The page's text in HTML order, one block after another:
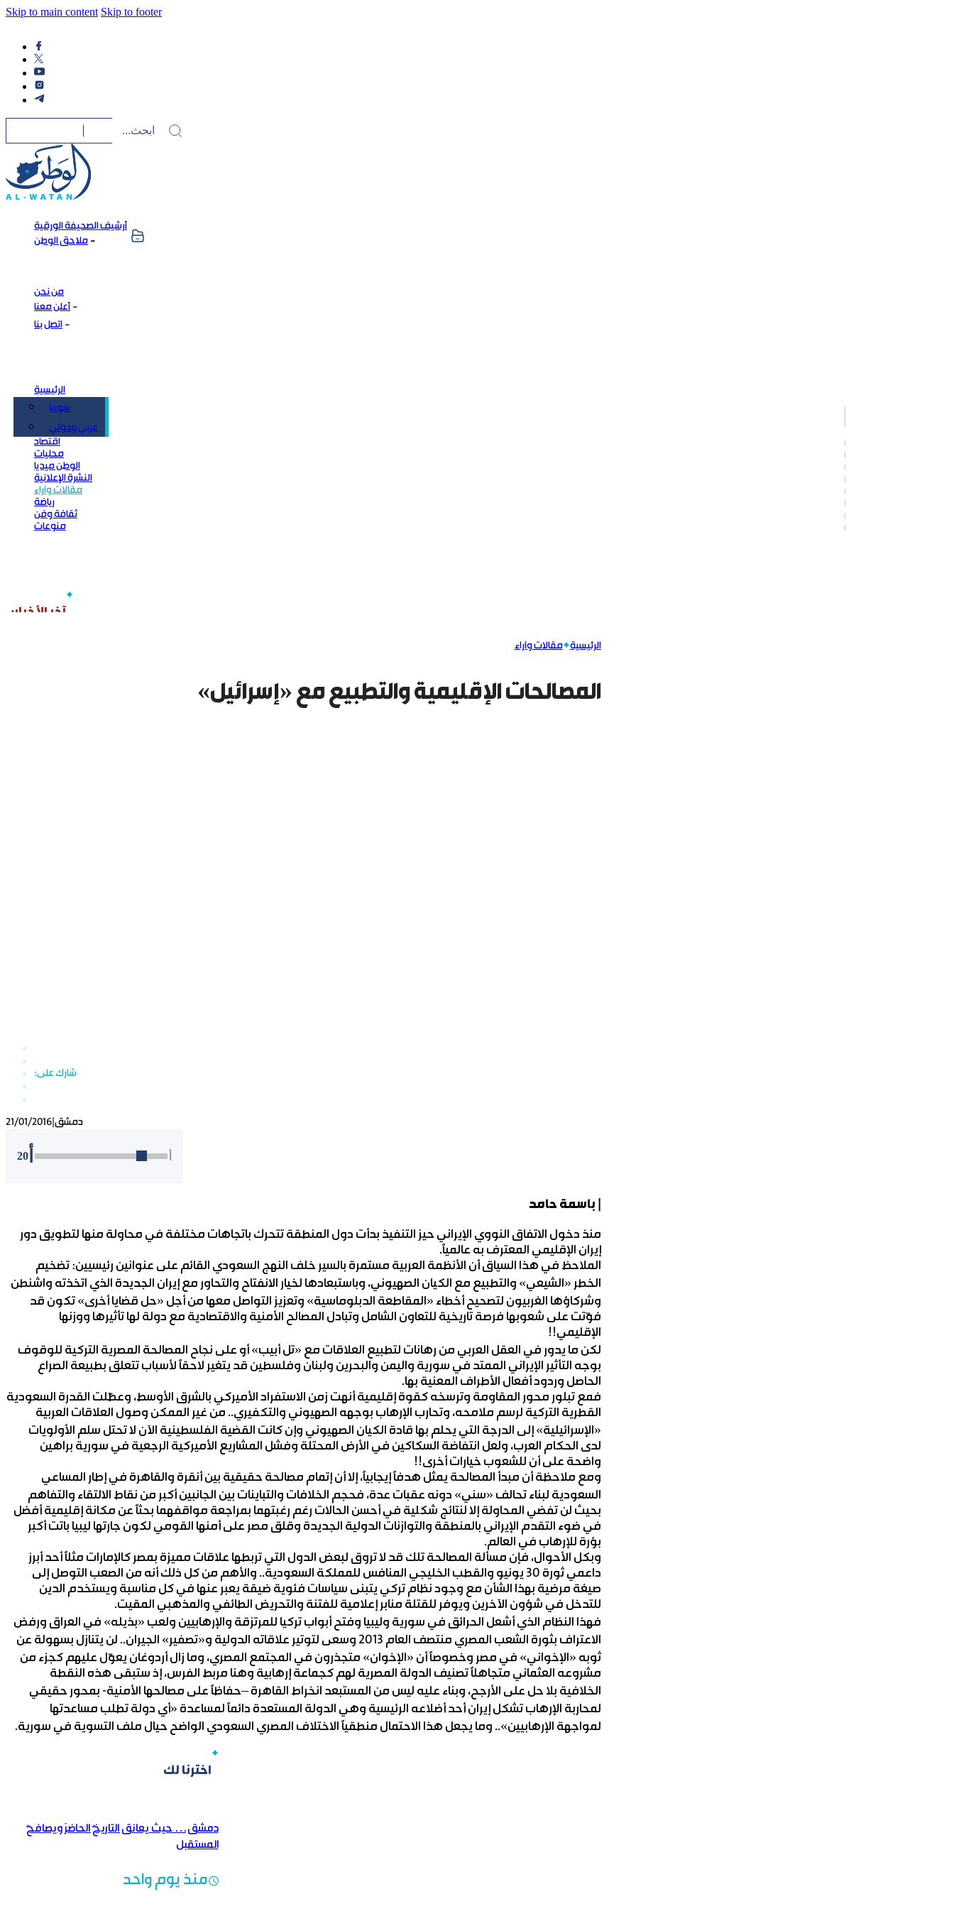
Skip to main content Skip to footer
أرشيف الصحيفة الورقية
ملاحق الوطن
من نحن
أعلن معنا
اتصل بنا
الرئيسية
سوريا
عربي ودولي
اقتصاد
محليات
الوطن ميديا
النشرة الإعلانية
مقالات وآراء
رياضة
ثقافة وفن
منوعات
الرئيسية مقالات وآراء
المصالحات الإقليمية والتطبيع مع «إسرائيل»
21/01/2016 دمشق
20
| باسمة حامد
منذ دخول الاتفاق النووي الإيراني حيز التنفيذ بدأت دول المنطقة تتحرك باتجاهات مختلفة في محاولة منها لتطويق دور
إيران الإقليمي المعترف به عالمياً.
الملاحظ في هذا السياق أن الأنظمة العربية مستمرة بالسير خلف النهج السعودي القائم على عنوانين رئيسيين: تضخيم
الخطر «الشيعي» والتطبيع مع الكيان الصهيوني، وباستبعادها لخيار الانفتاح والتحاور مع إيران الجديدة الذي اتخذته واشنطن
وشركاؤها الغربيون لتصحيح أخطاء «المقاطعة الدبلوماسية» وتعزيز التواصل معها من أجل «حل قضايا أخرى» تكون قد
فوّتت على شعوبها فرصة تاريخية للتعاون الشامل وتبادل المصالح الأمنية والاقتصادية مع دولة لها تأثيرها ووزنها
الإقليمي!!
لكن ما يدور في العقل العربي من رهانات لتطبيع العلاقات مع «تل أبيب» أو على نجاح المصالحة المصرية التركية للوقوف
بوجه التأثير الإيراني الممتد في سورية واليمن والبحرين ولبنان وفلسطين قد يتغير لاحقاً لأسباب تتعلق بطبيعة الصراع
الحاصل وردود أفعال الأطراف المعنية بها.
فمع تبلور محور المقاومة وترسخه كقوة إقليمية أنهت زمن الاستفراد الأميركي بالشرق الأوسط، وعطّلت القدرة السعودية
القطرية التركية لرسم ملامحه، وتحارب الإرهاب بوجهه الصهيوني والتكفيري.. من غير الممكن وصول العلاقات العربية
«الإسرائيلية» إلى الدرجة التي يحلم بها قادة الكيان الصهيوني وإن كانت القضية الفلسطينية الآن لا تحتل سلم الأولويات
لدى الحكام العرب، ولعل انتفاضة السكاكين في الأرض المحتلة وفشل المشاريع الأميركية الرجعية في سورية براهين
واضحة على أن للشعوب خيارات أخرى!!
ومع ملاحظة أن مبدأ المصالحة يمثل هدفاً إيجابياً، إلا أن إتمام مصالحة حقيقية بين أنقرة والقاهرة في إطار المساعي
السعودية لبناء تحالف «سني» دونه عقبات عدة، فحجم الخلافات والتباينات بين الجانبين أكبر من نقاط الالتقاء والتفاهم
بحيث لن تفضي المحاولة إلا لنتائج شكلية في أحسن الحالات رغم رغبتهما بمراجعة مواقفهما بحثاً عن مكانة إقليمية أفضل
في ضوء التقدم الإيراني بالمنطقة والتوازنات الدولية الجديدة وقلق مصر على أمنها القومي لكون جارتها ليبيا باتت أكبر
بؤرة للإرهاب في العالم.
وبكل الأحوال، فإن مسألة المصالحة تلك قد لا تروق لبعض الدول التي تربطها علاقات مميزة بمصر كالإمارات مثلاً أحد أبرز
داعمي ثورة 30 يونيو والقطب الخليجي المنافس للمملكة السعودية.. والأهم من كل ذلك أنه من الصعب التوصل إلى
صيغة مرضية بهذا الشأن مع وجود نظام تركي يتبنى سياسات فئوية ضيقة يعبر عنها في كل مناسبة ويستخدم الدين
للتدخل في شؤون الآخرين ويوفر للقتلة منابر إعلامية للفتنة والتحريض الطائفي والمذهبي المقيت.
فهذا النظام الذي أشعل الحرائق في سورية وليبيا وفتح أبواب تركيا للمرتزقة والإرهابيين ولعب «بذيله» في العراق ورفض
الاعتراف بثورة الشعب المصري منتصف العام 2013 وسعى لتوتير علاقاته الدولية و«تصفير» الجيران.. لن يتنازل بسهولة عن
ثوبه «الإخواني» في مصر وخصوصاً أن «الإخوان» متجذرون في المجتمع المصري، وما زال أردوغان يعوّل عليهم كجزء من
مشروعه العثماني متجاهلاً تصنيف الدولة المصرية لهم كجماعة إرهابية وهنا مربط الفرس، إذ ستبقى هذه النقطة
الخلافية بلا حل على الأرجح، وبناء عليه ليس من المستبعد انخراط القاهرة –حفاظاً على مصالحها الأمنية- بمحور حقيقي
لمحاربة الإرهاب تشكل إيران أحد أضلاعه الرئيسية وهي الدولة المستعدة دائماً لمساعدة «أي دولة تطلب مساعدتها
لمواجهة الإرهابيين».. وما يجعل هذا الاحتمال منطقياً الاختلاف المصري السعودي الواضح حيال ملف التسوية في سورية.
اخترنا لك
دمشق… حيث يعانق التاريخُ الحاضرَ ويصافحُ
المستقبل
منذ يوم واحد